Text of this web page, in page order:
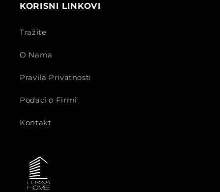
KORISNI LINKOVI
Tražite
O Nama
Pravila Privatnosti
Podaci o Firmi
Kontakt